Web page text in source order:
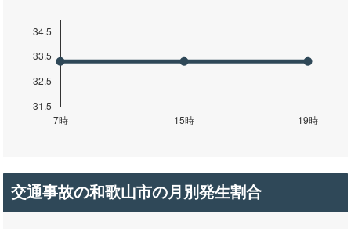
交通事故の和歌山市の月別発生割合